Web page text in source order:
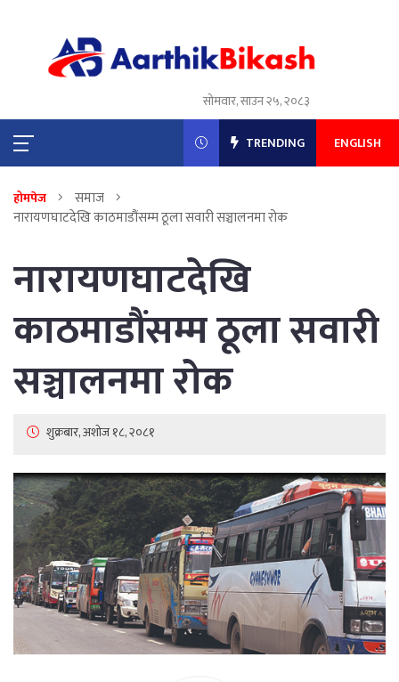
सोमवार, साउन २५, २०८३
TRENDING ENGLISH
होमपेज
समाज
नारायणघाटदेखि काठमाडौंसम्म ठूला सवारी सञ्चालनमा रोक
नारायणघाटदेखि
काठमाडौंसम्म ठूला सवारी
सञ्चालनमा रोक
शुक्रबार, अशोज १८, २०८१